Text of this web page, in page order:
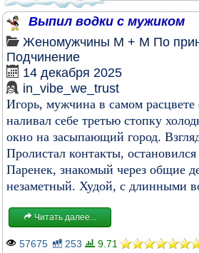
Выпил водки с мужиком
Женомужчины М + М По
Подчинение
14 декабря 2025
in_vibe_we_trust
Игорь, мужчина в самом расцвете
наливал себе третью стопку
окно на засыпающий город.
Пролистал контакты,
Паренек, знакомый через общие
незаметный. Худой, с длинными
Читать далее...
57675 253 9.71